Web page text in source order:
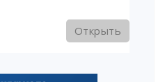
Открыть